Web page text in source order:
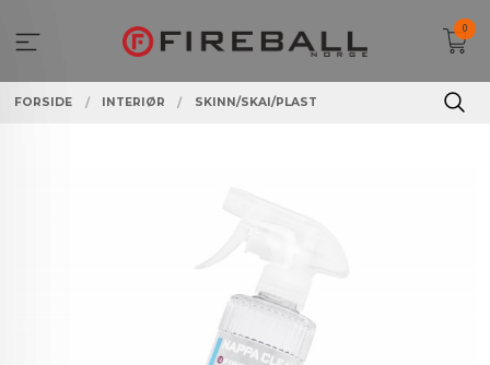
innholdet
0
FORSIDE INTERIØR SKINN/SKAI/PLAST